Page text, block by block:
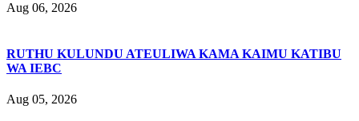
Aug 06, 2026
RUTHU KULUNDU ATEULIWA KAMA KAIMU KATIBU
WA IEBC
Aug 05, 2026